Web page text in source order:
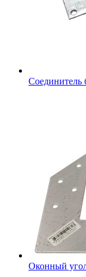
Соединитель
Оконный